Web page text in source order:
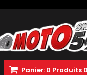
Panier: 0 Produits